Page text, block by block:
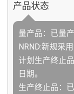
产品状态
量产品：已量
NRND:新规采
计划生产终止
日期。
生产终止品：